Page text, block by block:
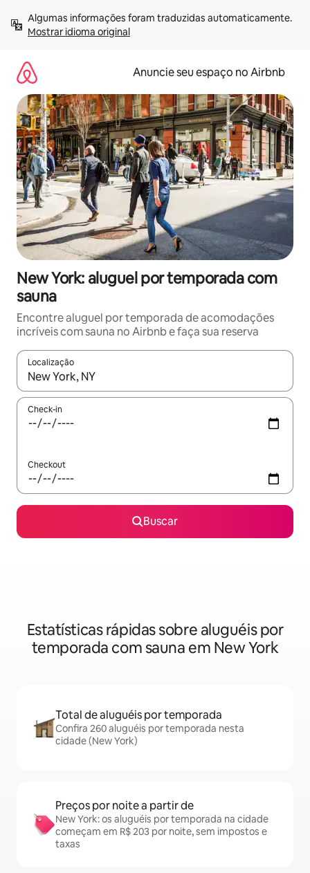
para
Mostrar idioma original
Anuncie seu espaço no Airbnb
New York: aluguel por temporada com
sauna
Encontre aluguel por temporada de acomodações
incríveis com sauna no Airbnb e faça sua reserva
Localização
Quando os resultados estiverem disponíveis, explore-os
Check-in
Checkout
Buscar
Estatísticas rápidas sobre aluguéis por
temporada com sauna em New York
Total de aluguéis por temporada
Confira 260 aluguéis por temporada nesta
cidade (New York)
Preços por noite a partir de
New York: os aluguéis por temporada na cidade
começam em R$ 203 por noite, sem impostos e
taxas